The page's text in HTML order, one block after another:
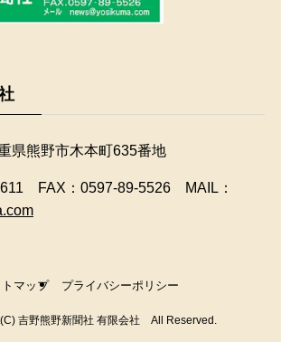
県熊野市木本町635番地
FAX：0597-89-5526 MAIL：
マップ プライバシーポリシー
吉野熊野新聞社 有限会社 All Reserved.